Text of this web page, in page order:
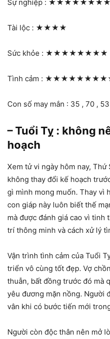
Sự nghiệp :
Tài lộc : ★★★★
Sức khỏe : ★★★★★★★★
Tình cảm :
Con số may mắn : 35 , 70 , 53
– Tuổi Tỵ : không
hoạch
Xem tử vi ngày hôm nay,
không thay đổi kế hoạch
gì mình mong muốn. Thay vì
con giáp này luôn biết thế
mà được đánh giá cao vì tinh
trí thông minh và cách xử lý
Vận trình tình cảm của Tuổi
triển vô cùng tốt đẹp. Vợ
thuẫn, bất đồng trước đó mà
yêu đương mặn nồng. Người
vân khi có bước tiến mới
Người còn độc thân nên mở